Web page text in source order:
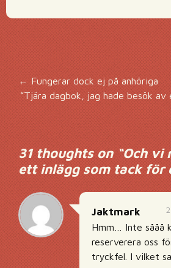
←Fungerar dock ej på anhöriga
”Tjära dagbok, jag hade besök av
31 thoughts on “Och vi
ett inlägg som tack för
Jaktmark
Hmm… Inte sååå
reserverera oss
tryckfel. I vilket